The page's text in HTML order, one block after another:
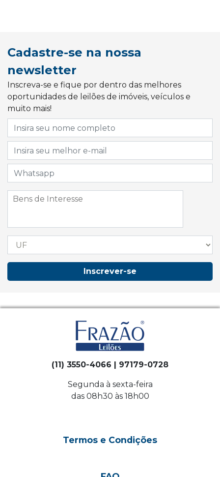
Cadastre-se na nossa
newsletter
Inscreva-se e fique por dentro das melhores
oportunidades de leilões de imóveis, veículos e
muito mais!
Inscrever-se
(11) 3550-4066 | 97179-0728
Segunda à sexta-feira
das 08h30 às 18h00
Termos e Condições